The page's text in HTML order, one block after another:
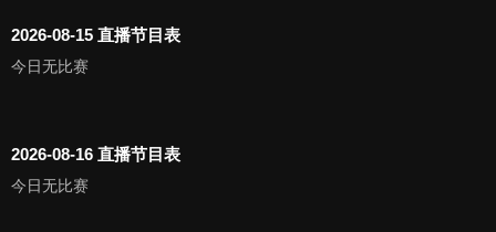
2026-08-15 直播节目表
今日无比赛
2026-08-16 直播节目表
今日无比赛